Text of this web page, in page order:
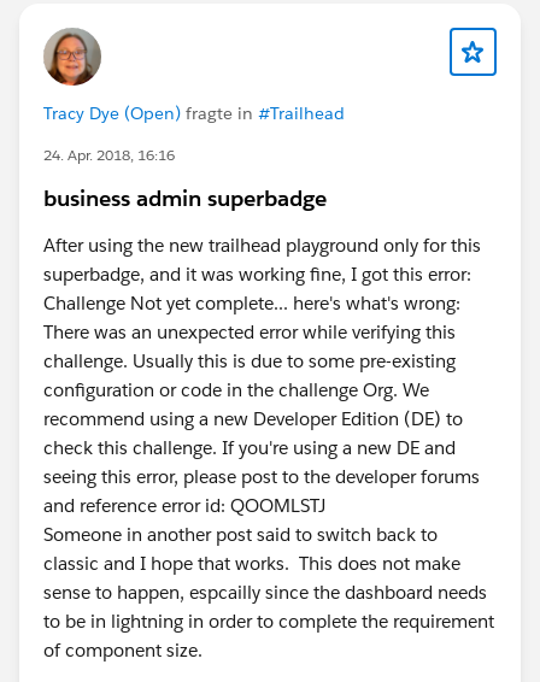
Tracy Dye (Open) fragte in #Trailhead
24. Apr. 2018, 16:16
business admin superbadge
After using the new trailhead playground only for this
superbadge, and it was working fine, I got this error:
Challenge Not yet complete... here's what's wrong:
There was an unexpected error while verifying this
challenge. Usually this is due to some pre-existing
configuration or code in the challenge Org. We
recommend using a new Developer Edition (DE) to
check this challenge. If you're using a new DE and
seeing this error, please post to the developer forums
and reference error id: QOOMLSTJ
Someone in another post said to switch back to
classic and I hope that works. This does not make
sense to happen, espcailly since the dashboard needs
to be in lightning in order to complete the requirement
of component size.